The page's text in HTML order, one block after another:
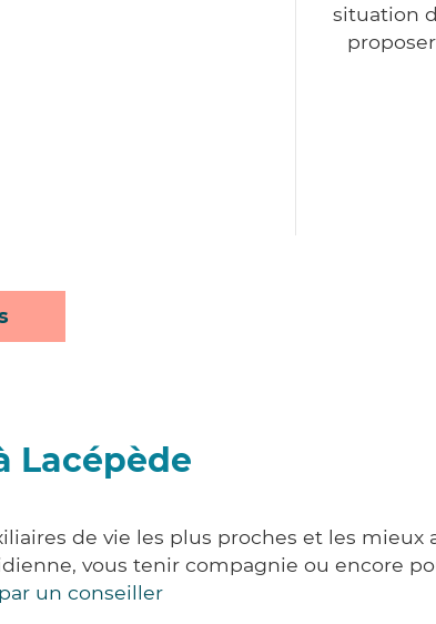
situation
Lacépède
de vie les plus proches et les mieux
vous tenir compagnie ou encore
un conseiller